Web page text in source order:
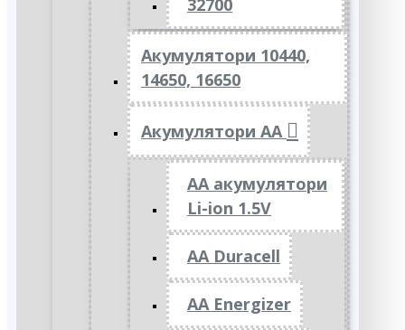
32700
Акумулятори 10440,
14650, 16650
Акумулятори АА
AA акумулятори
Li-ion 1.5V
AA Duracell
AA Energizer